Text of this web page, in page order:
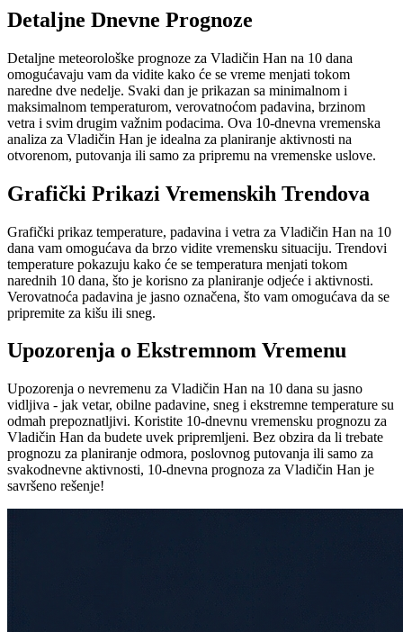
Detaljne Dnevne Prognoze
Detaljne meteorološke prognoze za Vladičin Han na 10 dana
omogućavaju vam da vidite kako će se vreme menjati tokom
naredne dve nedelje. Svaki dan je prikazan sa minimalnom i
maksimalnom temperaturom, verovatnoćom padavina, brzinom
vetra i svim drugim važnim podacima. Ova 10-dnevna vremenska
analiza za Vladičin Han je idealna za planiranje aktivnosti na
otvorenom, putovanja ili samo za pripremu na vremenske uslove.
Grafički Prikazi Vremenskih Trendova
Grafički prikaz temperature, padavina i vetra za Vladičin Han na 10
dana vam omogućava da brzo vidite vremensku situaciju. Trendovi
temperature pokazuju kako će se temperatura menjati tokom
narednih 10 dana, što je korisno za planiranje odjeće i aktivnosti.
Verovatnoća padavina je jasno označena, što vam omogućava da se
pripremite za kišu ili sneg.
Upozorenja o Ekstremnom Vremenu
Upozorenja o nevremenu za Vladičin Han na 10 dana su jasno
vidljiva - jak vetar, obilne padavine, sneg i ekstremne temperature su
odmah prepoznatljivi. Koristite 10-dnevnu vremensku prognozu za
Vladičin Han da budete uvek pripremljeni. Bez obzira da li trebate
prognozu za planiranje odmora, poslovnog putovanja ili samo za
svakodnevne aktivnosti, 10-dnevna prognoza za Vladičin Han je
savršeno rešenje!